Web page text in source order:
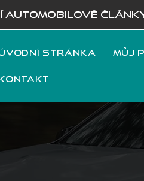
AUTOMOBILOVÉ
stránka Můj